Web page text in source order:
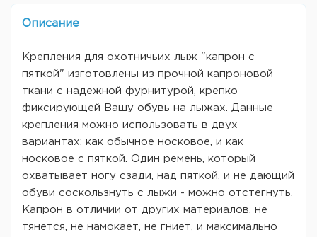
Описание
Крепления для охотничьих лыж "капрон с
пяткой" изготовлены из прочной капроновой
ткани с надежной фурнитурой, крепко
фиксирующей Вашу обувь на лыжах. Данные
крепления можно использовать в двух
вариантах: как обычное носковое, и как
носковое с пяткой. Один ремень, который
охватывает ногу сзади, над пяткой, и не дающий
обуви соскользнуть с лыжи - можно отстегнуть.
Капрон в отличии от других материалов, не
тянется, не намокает, не гниет, и максимально